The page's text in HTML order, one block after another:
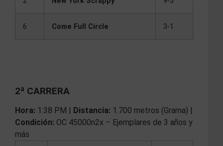
6 Come Full Circle 3-1
2ª CARRERA
Hora: 1:38 PM | Distancia: 1.700 metros (Grama) |
Condición: OC 45000n2x – Ejemplares de 3 años y
más